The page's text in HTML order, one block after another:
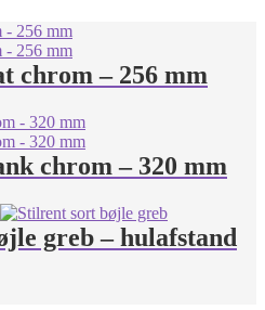
chrom – 256 mm
chrom – 320 mm
greb – hulafstand